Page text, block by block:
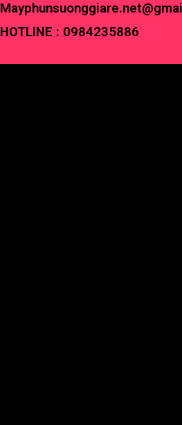
HOTLINE : 0984235886